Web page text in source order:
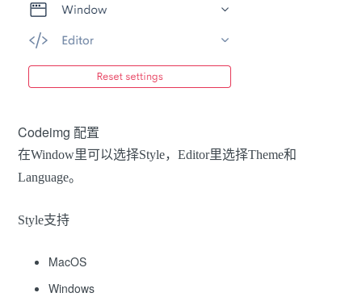
Codeimg 配置
在Window里可以选择Style，Editor里选择Theme和
Language。
Style支持
MacOS
Windows